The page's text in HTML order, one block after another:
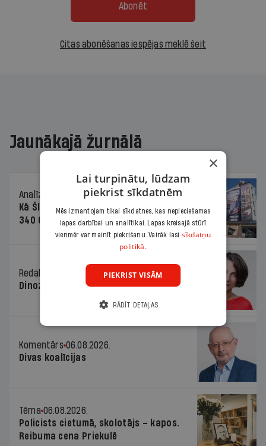
Abonēt
Citas abonēšanas iespējas meklē šeit
Jaunākajā žurnālā
Analīze
06.08.2026.
Kā Šlesera partija palika nesodīta par
340 000 vērtu reklāmas kampaņu
Redaktores sleja
06.08.2026.
Dinozaura triks
Komentārs 06.08.2026.
Divas koalīcijas
Tēma 06.08.2026.
Policists cietumā, skolotājs – kapos.
Reibuma cena Priekulē
×
Lai turpinātu, lūdzam
piekrist sīkdatnēm
Mēs izmantojam tikai sīkdatnes, kas nepieciešamas
lapas darbībai un analītikai. Lapas kreisajā stūrī
vienmēr var mainīt piekrišanu. Vairāk lasi sīkdatņu
politikā.
PIEKRIST VISĀM
RĀDĪT DETAĻAS